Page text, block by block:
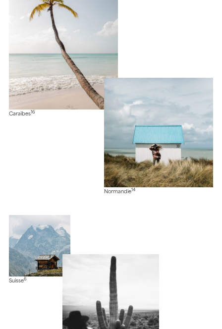
Caraïbes16
Normandie14
Suisse6